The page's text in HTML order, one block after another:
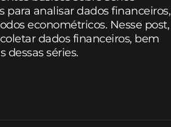
analisar dados financeiros,
econométricos. Nesse post,
dados financeiros, bem
dessas séries.